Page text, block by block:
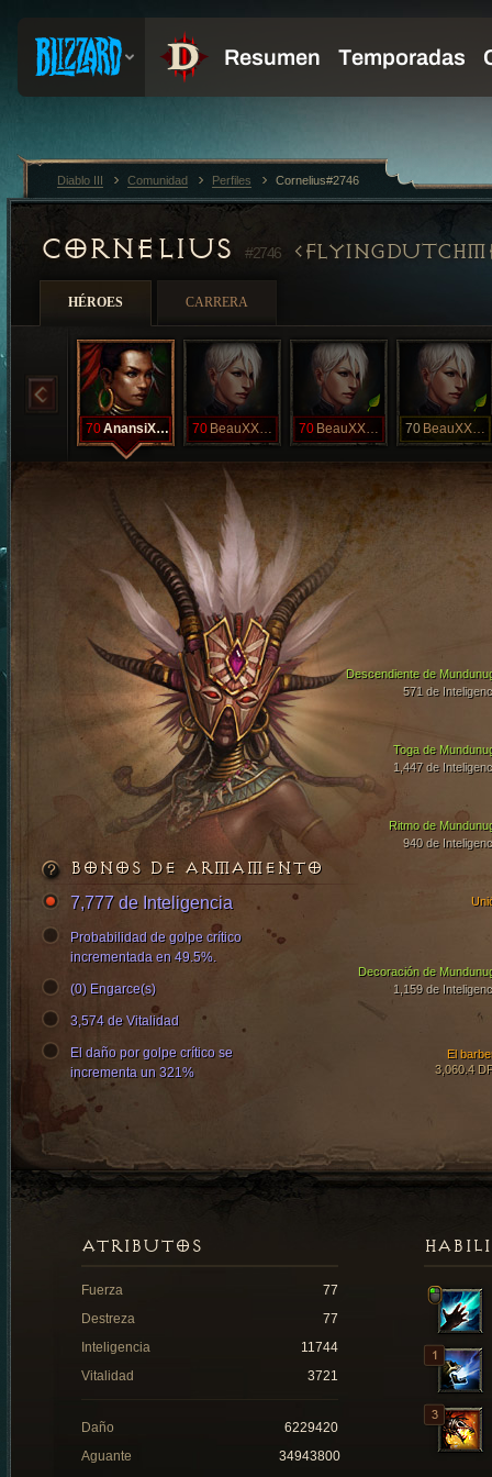
CORNELIUS #2746
HÉROES CARRERA
70 AnansiXXVIII 70 BeauXXXIV 70 BeauXXXIX 70 BeauXXXIX
Toga de
1,447 de
Ritmo de
940 de
Descendiente de
571 de
Decoración de
1,159 de
El
3,060.4
BONOS DE ARMAMENTO
7,777 de Inteligencia
Probabilidad de golpe crítico
incrementada en 49.5%.
(0) Engarce(s)
3,574 de Vitalidad
El daño por golpe crítico se
incrementa un 321%
ATRIBUTOS
Fuerza
77
Destreza
77
Inteligencia
11744
Vitalidad
3721
Daño
6229420
Aguante
34943800
Diablo III Comunidad Perfiles Cornelius#2746